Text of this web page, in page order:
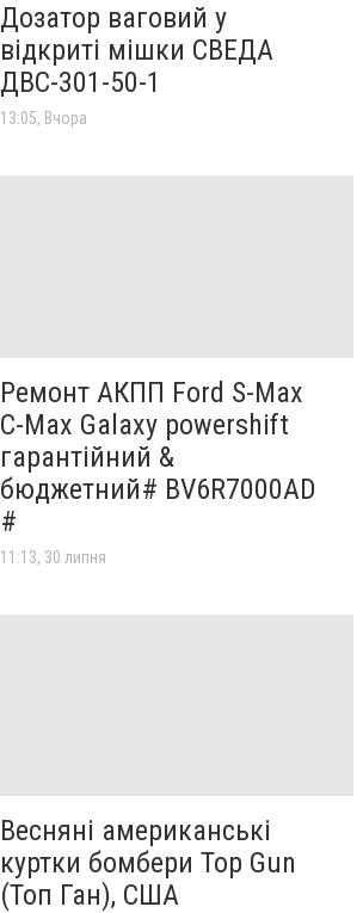
Дозатор ваговий у
відкриті мішки СВЕДА
ДВС-301-50-1
13:05, Вчора
Ремонт АКПП Ford S-Max
C-Max Galaxy powershift
гарантійний &
бюджетний# BV6R7000AD
#
11:13, 30 липня
Весняні американські
куртки бомбери Top Gun
(Топ Ган), США